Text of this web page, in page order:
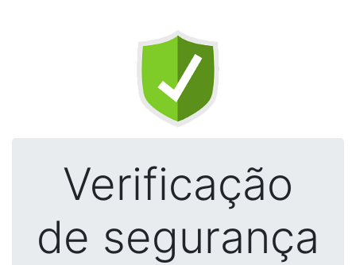
Verificação
de segurança